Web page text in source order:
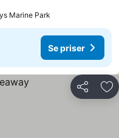
Marine Park
Se priser
Dela